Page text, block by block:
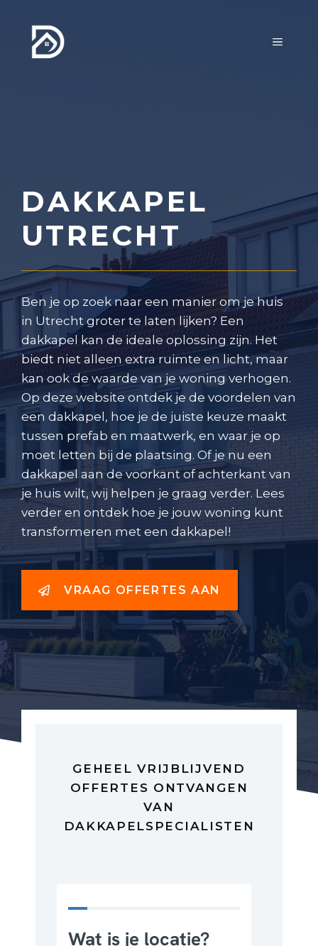
MENU
DAKKAPEL
UTRECHT
Ben je op zoek naar een manier om je huis
in Utrecht groter te laten lijken? Een
dakkapel kan de ideale oplossing zijn. Het
biedt niet alleen extra ruimte en licht, maar
kan ook de waarde van je woning verhogen.
Op deze website ontdek je de voordelen van
een dakkapel, hoe je de juiste keuze maakt
tussen prefab en maatwerk, en waar je op
moet letten bij de plaatsing. Of je nu een
dakkapel aan de voorkant of achterkant van
je huis wilt, wij helpen je graag verder. Lees
verder en ontdek hoe je jouw woning kunt
transformeren met een dakkapel!
VRAAG OFFERTES AAN
GEHEEL VRIJBLIJVEND
OFFERTES ONTVANGEN
VAN
DAKKAPELSPECIALISTEN